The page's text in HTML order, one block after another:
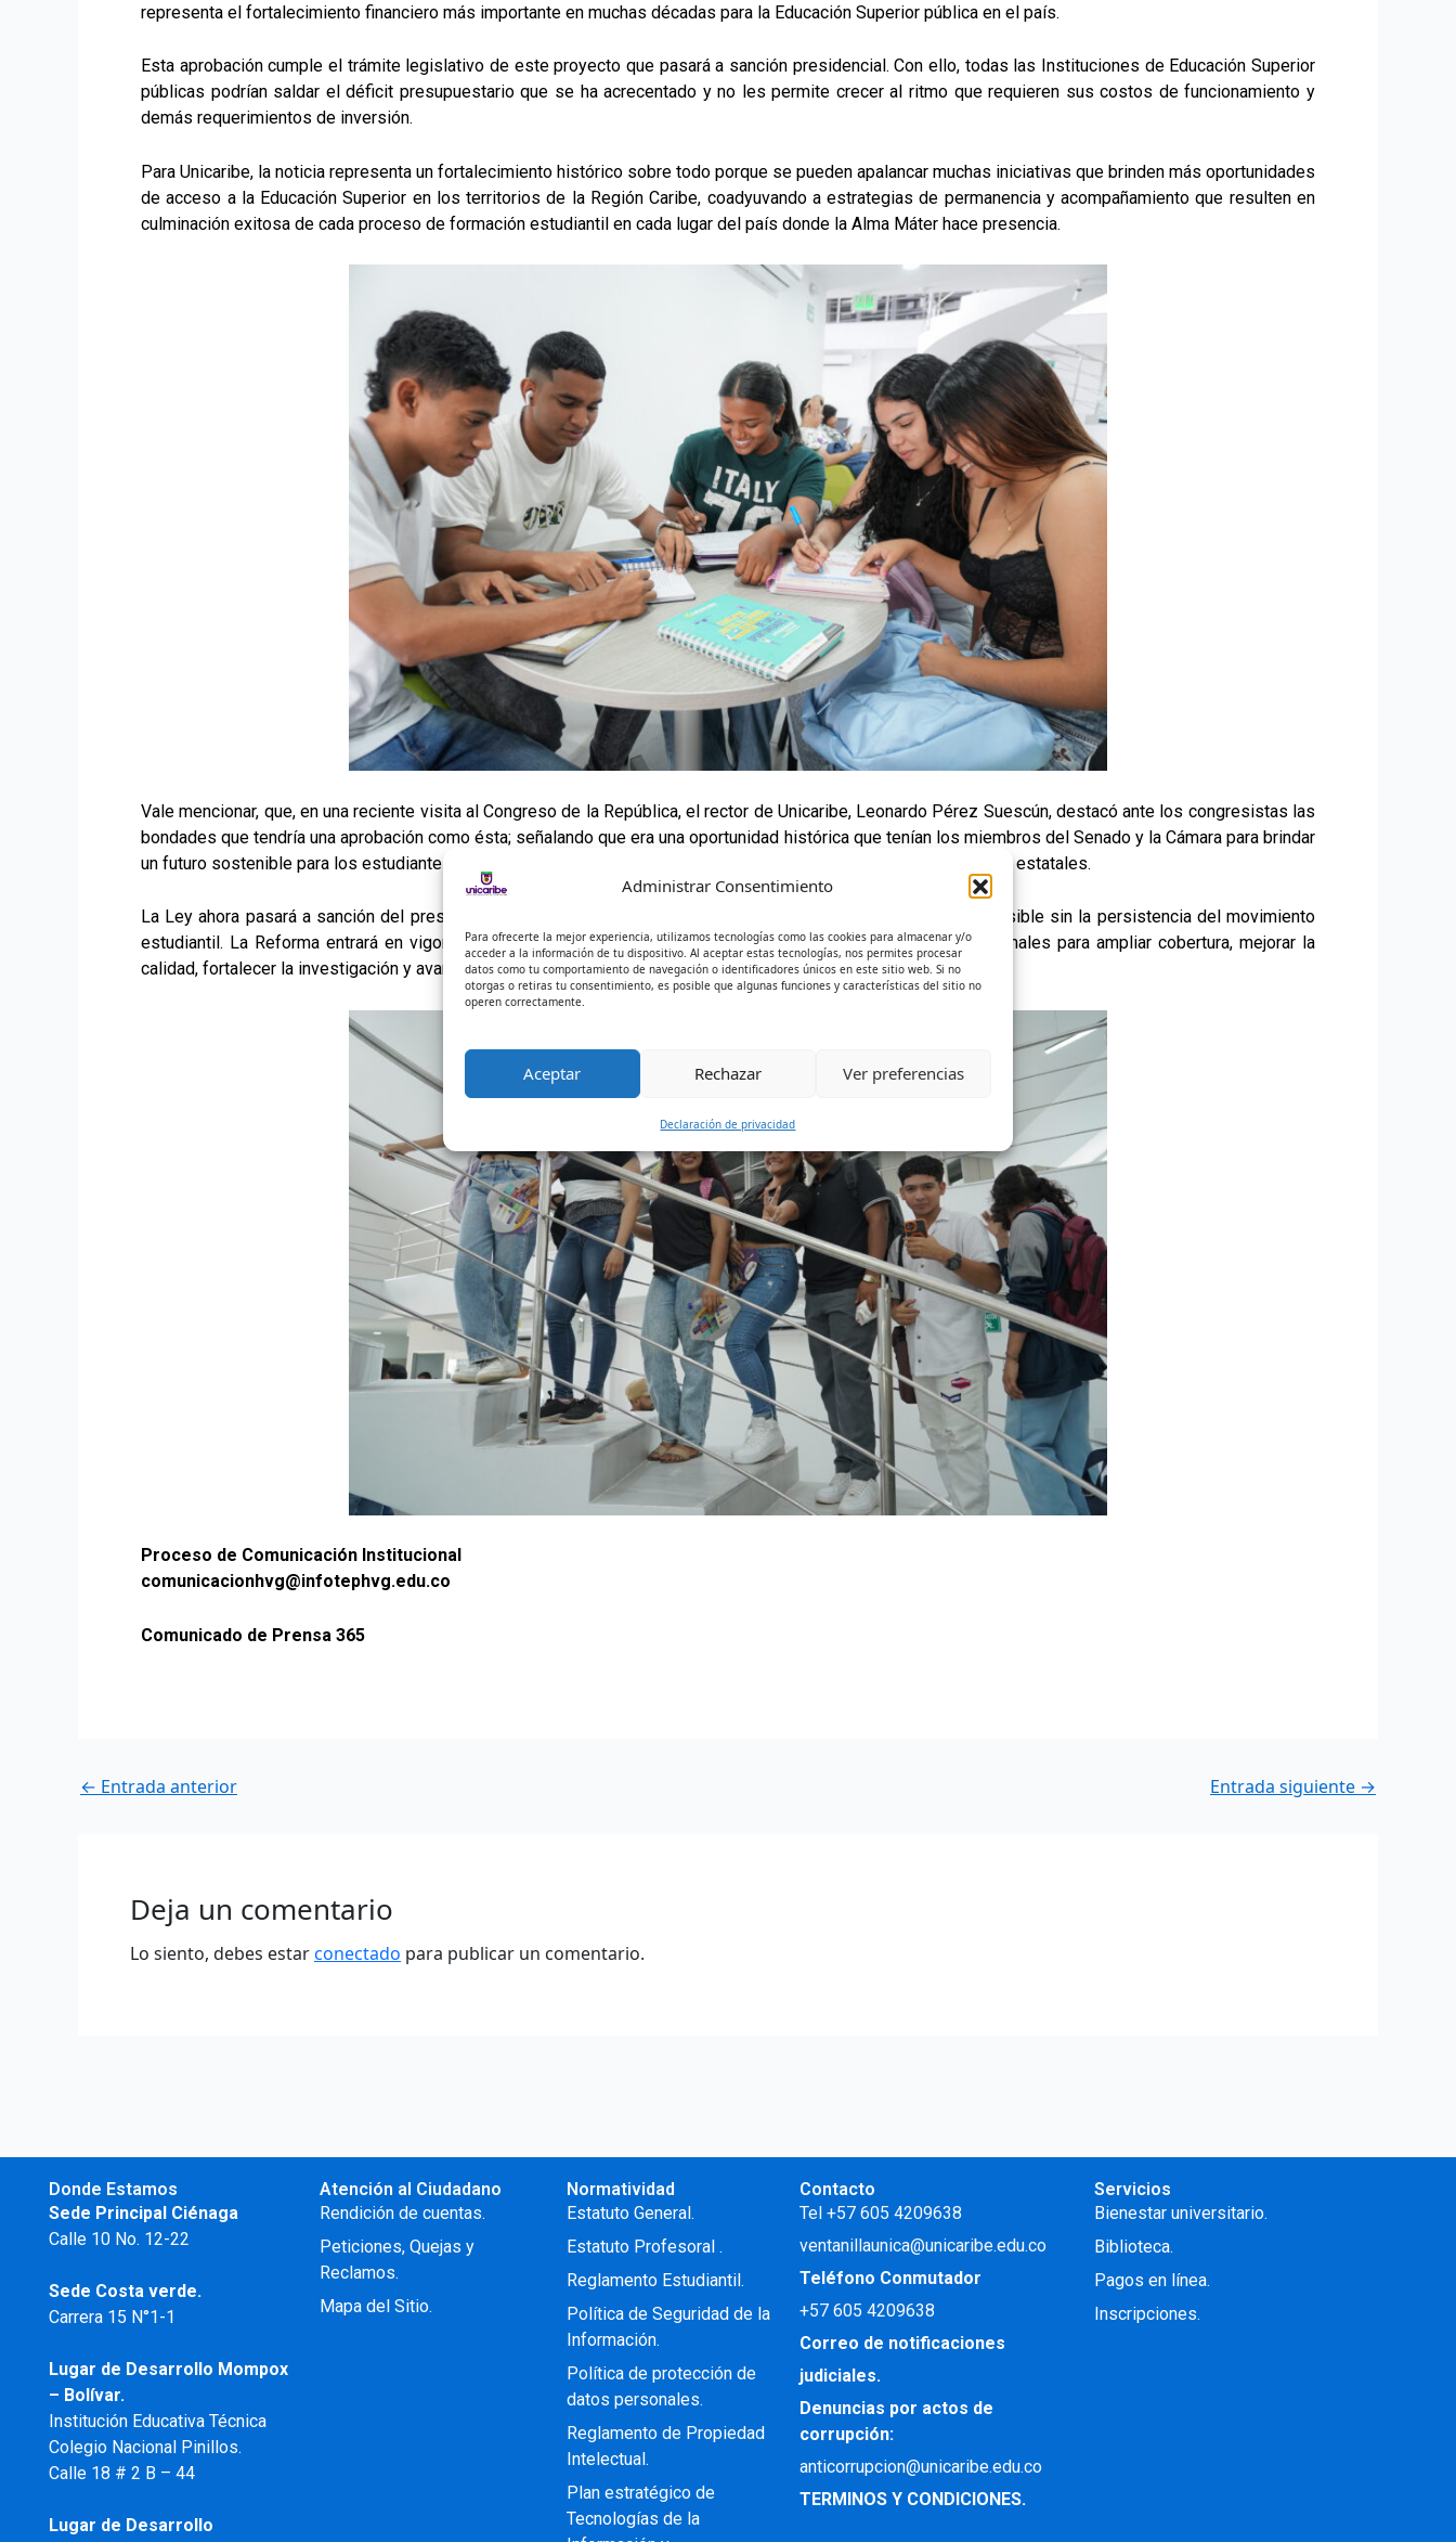
Administrar Consentimiento
Para ofrecerte la mejor experiencia, utilizamos tecnologías como las cookies para almacenar y/o
acceder a la información de tu dispositivo. Al aceptar estas tecnologías, nos permites procesar
datos como tu comportamiento de navegación o identificadores únicos en este sitio web. Si no
otorgas o retiras tu consentimiento, es posible que algunas funciones y características del sitio no
operen correctamente.
Aceptar Rechazar Ver preferencias
Declaración de privacidad
representa el fortalecimiento financiero más importante en muchas décadas para la Educación Superior pública en el país.
Esta aprobación cumple el trámite legislativo de este proyecto que pasará a sanción presidencial. Con ello, todas las Instituciones de Educación Superior
públicas podrían saldar el déficit presupuestario que se ha acrecentado y no les permite crecer al ritmo que requieren sus costos de funcionamiento y
demás requerimientos de inversión.
Para Unicaribe, la noticia representa un fortalecimiento histórico sobre todo porque se pueden apalancar muchas iniciativas que brinden más oportunidades
de acceso a la Educación Superior en los territorios de la Región Caribe, coadyuvando a estrategias de permanencia y acompañamiento que resulten en
culminación exitosa de cada proceso de formación estudiantil en cada lugar del país donde la Alma Máter hace presencia.
Vale mencionar, que, en una reciente visita al Congreso de la República, el rector de Unicaribe, Leonardo Pérez Suescún, destacó ante los congresistas las
bondades que tendría una aprobación como ésta; señalando que era una oportunidad histórica que tenían los miembros del Senado y la Cámara para brindar
un futuro sostenible para los estudiantes de las universidades, instituciones técnicas, tecnológicas y universitarias estatales.
La Ley ahora pasará a sanción del presidente Gustavo Petro, quien reconoce que este avance no habría sido posible sin la persistencia del movimiento
estudiantil. La Reforma entrará en vigor en 2027, cuando el sistema recibirá cerca de un billón de pesos adicionales para ampliar cobertura, mejorar la
calidad, fortalecer la investigación y avanzar en la regionalización de la Educación Superior.
Proceso de Comunicación Institucional
comunicacionhvg@infotephvg.edu.co
Comunicado de Prensa 365
← Entrada anterior Entrada siguiente →
Deja un comentario
Lo siento, debes estarconectado para publicar un comentario.
Donde Estamos
Sede Principal Ciénaga
Calle 10 No. 12-22
Sede Costa verde.
Carrera 15 N°1-1
Lugar de Desarrollo Mompox
– Bolívar.
Institución Educativa Técnica
Colegio Nacional Pinillos.
Calle 18 # 2 B – 44
Lugar de Desarrollo
Atención al Ciudadano
Rendición de cuentas.
Peticiones, Quejas y
Reclamos.
Mapa del Sitio.
Normatividad
Estatuto General.
Estatuto Profesoral .
Reglamento Estudiantil.
Política de Seguridad de la
Información.
Política de protección de
datos personales.
Reglamento de Propiedad
Intelectual .
Plan estratégico de
Tecnologías de la
Contacto
Tel +57 605 4209638
ventanillaunica@unicaribe.edu.co
Teléfono Conmutador
+57605 4209638
Correo de notificaciones
judiciales.
Denuncias por actos de
corrupción:
anticorrupcion@unicaribe.edu.co
TERMINOS Y CONDICIONES.
Servicios
Bienestar universitario.
Biblioteca.
Pagos en línea.
Inscripciones.